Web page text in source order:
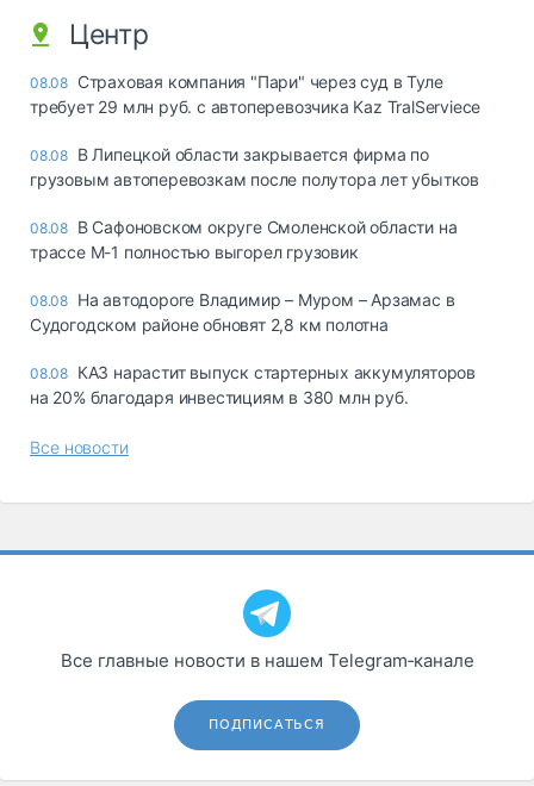
Центр
08.08 Страховая компания "Пари" через суд в Туле
требует 29 млн руб. с автоперевозчика Kaz TralServiece
08.08 В Липецкой области закрывается фирма по
грузовым автоперевозкам после полутора лет убытков
08.08 В Сафоновском округе Смоленской области на
трассе М-1 полностью выгорел грузовик
08.08 На автодороге Владимир – Муром – Арзамас в
Судогодском районе обновят 2,8 км полотна
08.08 КАЗ нарастит выпуск стартерных аккумуляторов
на 20% благодаря инвестициям в 380 млн руб.
Все новости
Все главные новости в нашем Telegram‑канале
ПОДПИСАТЬСЯ